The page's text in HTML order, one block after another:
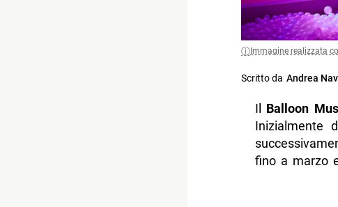
Immagine realizzata
Scritto da Andrea
Il Balloon
Inizialmente
fino a marzo